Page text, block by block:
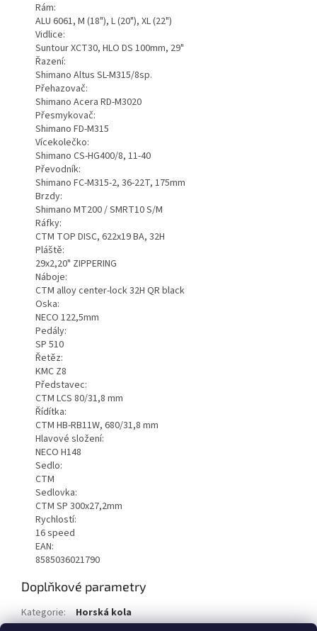
Rám:
ALU 6061, M (18"), L (20"), XL (22")
Vidlice:
Suntour XCT30, HLO DS 100mm, 29"
Řazení:
Shimano Altus SL-M315/8sp.
Přehazovač:
Shimano Acera RD-M3020
Přesmykovač:
Shimano FD-M315
Vícekolečko:
Shimano CS-HG400/8, 11-40
Převodník:
Shimano FC-M315-2, 36-22T, 175mm
Brzdy:
Shimano MT200 / SMRT10 S/M
Ráfky:
CTM TOP DISC, 622x19 BA, 32H
Pláště:
29x2,20" ZIPPERING
Náboje:
CTM alloy center-lock 32H QR black
Oska:
NECO 122,5mm
Pedály:
SP 510
Řetěz:
KMC Z8
Představec:
CTM LCS 80/31,8 mm
Řídítka:
CTM HB-RB11W, 680/31,8 mm
Hlavové složení:
NECO H148
Sedlo:
CTM
Sedlovka:
CTM SP 300x27,2mm
Rychlostí:
16 speed
EAN:
8585036021790
Doplňkové parametry
Kategorie:
Horská kola